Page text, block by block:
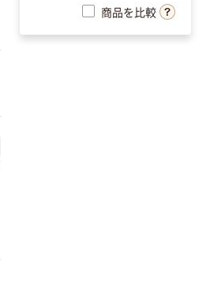
商品を比較